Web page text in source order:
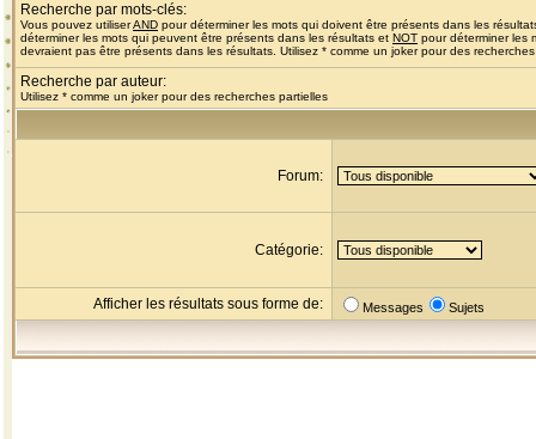
Recherche par mots-clés:
Vous pouvez utiliserAND pour déterminer les mots qui doivent être présents dans les
déterminer les mots qui peuvent être présents dans les résultats et NOT pour déterminer les
devraient pas être présents dans les résultats. Utilisez * comme un joker pour des
Recherche par auteur:
Utilisez * comme un joker pour des recherches partielles
Forum:
Catégorie:
Afficher les résultats sous forme de: Messages Sujets